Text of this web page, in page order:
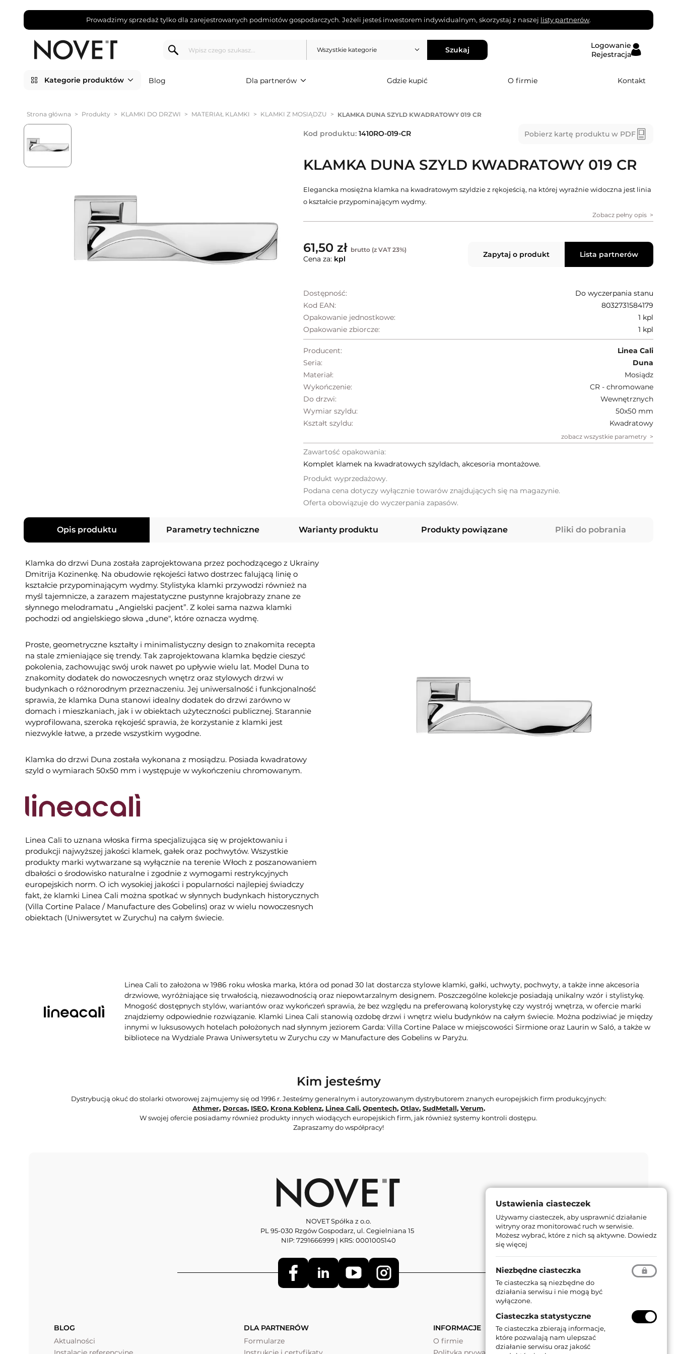
Prowadzimy sprzedaż tylko dla zarejestrowanych podmiotów gospodarczych. Jeżeli jesteś inwestorem indywidualnym, skorzystaj z naszej listy partnerów.
Wszystkie kategorie Szukaj
Logowanie
Rejestracja
Kategorie produktów Blog Dla partnerów Gdzie kupić O firmie Kontakt
Strona główna > Produkty > KLAMKI DO DRZWI > MATERIAŁ KLAMKI > KLAMKI Z MOSIĄDZU > KLAMKA DUNA SZYLD KWADRATOWY 019 CR
Kod produktu: 1410RO-019-CR Pobierz kartę produktu w PDF
KLAMKA DUNA SZYLD KWADRATOWY 019 CR
Elegancka mosiężna klamka na kwadratowym szyldzie z rękojeścią, na której wyraźnie widoczna jest linia
o kształcie przypominającym wydmy.
Zobacz pełny opis
61,50 zł brutto (z VAT 23%)
Cena za: kpl Zapytaj o produkt Lista partnerów
Dostępność:
Do wyczerpania stanu
Kod EAN:
8032731584179
Opakowanie jednostkowe:
1 kpl
Opakowanie zbiorcze:
1 kpl
Producent:
Linea Cali
Seria:
Duna
Materiał:
Mosiądz
Wykończenie:
CR - chromowane
Do drzwi:
Wewnętrznych
Wymiar szyldu:
50x50 mm
Kształt szyldu:
Kwadratowy
zobacz wszystkie parametry
Zawartość opakowania:
Komplet klamek na kwadratowych szyldach, akcesoria montażowe.
Produkt wyprzedażowy.
Podana cena dotyczy wyłącznie towarów znajdujących się na magazynie.
Oferta obowiązuje do wyczerpania zapasów.
Opis produktu Parametry techniczne Warianty produktu Produkty powiązane Pliki do pobrania
Klamka do drzwi Duna została zaprojektowana przez pochodzącego z Ukrainy
Dmitrija Kozinenkę. Na obudowie rękojeści łatwo dostrzec falującą linię o
kształcie przypominającym wydmy. Stylistyka klamki przywodzi również na
myśl tajemnicze, a zarazem majestatyczne pustynne krajobrazy znane ze
słynnego melodramatu „Angielski pacjent”. Z kolei sama nazwa klamki
pochodzi od angielskiego słowa „dune", które oznacza wydmę.
Proste, geometryczne kształty i minimalistyczny design to znakomita recepta
na stale zmieniające się trendy. Tak zaprojektowana klamka będzie cieszyć
pokolenia, zachowując swój urok nawet po upływie wielu lat. Model Duna to
znakomity dodatek do nowoczesnych wnętrz oraz stylowych drzwi w
budynkach o różnorodnym przeznaczeniu. Jej uniwersalność i funkcjonalność
sprawia, że klamka Duna stanowi idealny dodatek do drzwi zarówno w
domach i mieszkaniach, jak i w obiektach użyteczności publicznej. Starannie
wyprofilowana, szeroka rękojeść sprawia, że korzystanie z klamki jest
niezwykle łatwe, a przede wszystkim wygodne.
Klamka do drzwi Duna została wykonana z mosiądzu. Posiada kwadratowy
szyld o wymiarach 50x50 mm i występuje w wykończeniu chromowanym.
Linea Cali to uznana włoska firma specjalizująca się w projektowaniu i
produkcji najwyższej jakości klamek, gałek oraz pochwytów. Wszystkie
produkty marki wytwarzane są wyłącznie na terenie Włoch z poszanowaniem
dbałości o środowisko naturalne i zgodnie z wymogami restrykcyjnych
europejskich norm. O ich wysokiej jakości i popularności najlepiej świadczy
fakt, że klamki Linea Cali można spotkać w słynnych budynkach historycznych
(Villa Cortine Palace / Manufacture des Gobelins) oraz w wielu nowoczesnych
obiektach (Uniwersytet w Zurychu) na całym świecie.
Linea Cali to założona w 1986 roku włoska marka, która od ponad 30 lat dostarcza stylowe klamki, gałki, uchwyty, pochwyty, a także inne akcesoria
drzwiowe, wyróżniające się trwałością, niezawodnością oraz niepowtarzalnym designem. Poszczególne kolekcje posiadają unikalny wzór i stylistykę.
Mnogość dostępnych stylów, wariantów oraz wykończeń sprawia, że bez względu na preferowaną kolorystykę czy wystrój wnętrza, w ofercie marki
znajdziemy odpowiednie rozwiązanie. Klamki Linea Cali stanowią ozdobę drzwi i wnętrz wielu budynków na całym świecie. Można podziwiać je między
innymi w luksusowych hotelach położonych nad słynnym jeziorem Garda: Villa Cortine Palace w miejscowości Sirmione oraz Laurin w Saló, a także w
bibliotece na Wydziale Prawa Uniwersytetu w Zurychu czy w Manufacture des Gobelins w Paryżu.
Kim jesteśmy
Dystrybucją okuć do stolarki otworowej zajmujemy się od 1996 r. Jesteśmy generalnym i autoryzowanym dystrybutorem znanych europejskich firm produkcyjnych:
Athmer, Dorcas, ISEO, Krona Koblenz, Linea Cali, Opentech, Otlav, SudMetall, Verum.
W swojej ofercie posiadamy również produkty innych wiodących europejskich firm, jak również systemy kontroli dostępu.
Zapraszamy do współpracy!
NOVET Spółka z o.o.
PL 95-030 Rzgów Gospodarz, ul. Cegielniana 15
NIP: 7291666999 | KRS: 0001005140
BLOG
Aktualności
DLA PARTNERÓW
Formularze
INFORMACJE
O firmie
Ustawienia ciasteczek
Używamy ciasteczek, aby usprawnić działanie
witryny oraz monitorować ruch w serwisie.
Możesz wybrać, które z nich są aktywne. Dowiedz
się więcej
Niezbędne ciasteczka
Te ciasteczka są niezbędne do
działania serwisu i nie mogą być
wyłączone.
Ciasteczka statystyczne
Te ciasteczka zbierają informacje,
które pozwalają nam ulepszać
działanie serwisu oraz jakość